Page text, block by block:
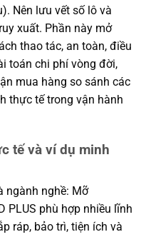
Nên lưu vết số lô và
xuất. Phần này mở
thao tác, an toàn, điều
toán chi phí vòng đời,
mua hàng so sánh các
thực tế trong vận hành
tế và ví dụ minh
ngành nghề: Mỡ
PLUS phù hợp nhiều lĩnh
ráp, bảo trì, tiện ích và